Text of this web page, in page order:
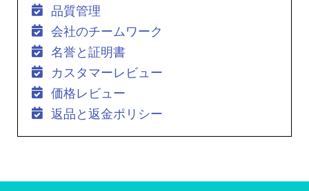
品質管理
会社のチームワーク
名誉と証明書
カスタマーレビュー
価格レビュー
返品と返金ポリシー